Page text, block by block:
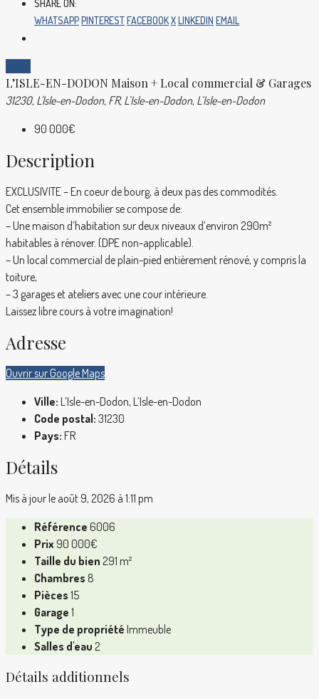
SHARE ON:
WHATSAPPPINTERESTFACEBOOKXLINKEDIN EMAIL
L’ISLE-EN-DODON Maison + Local commercial & Garages
31230, L'Isle-en-Dodon, FR, L’Isle-en-Dodon, L’Isle-en-Dodon
90 000€
Description
EXCLUSIVITE – En coeur de bourg, à deux pas des commodités.
Cet ensemble immobilier se compose de:
– Une maison d’habitation sur deux niveaux d’environ 290m²
habitables à rénover. (DPE non-applicable).
– Un local commercial de plain-pied entièrement rénové, y compris la
toiture,
– 3 garages et ateliers avec une cour intérieure.
Laissez libre cours à votre imagination!
Adresse
Ouvrir sur Google Maps
Ville: L’Isle-en-Dodon, L’Isle-en-Dodon
Code postal: 31230
Pays: FR
Détails
Mis à jour le août 9, 2026 à 1:11 pm
Référence 6006
Prix 90 000€
Taille du bien 291 m²
Chambres 8
Pièces 15
Garage 1
Type de propriété Immeuble
Salles d'eau 2
Détails additionnels